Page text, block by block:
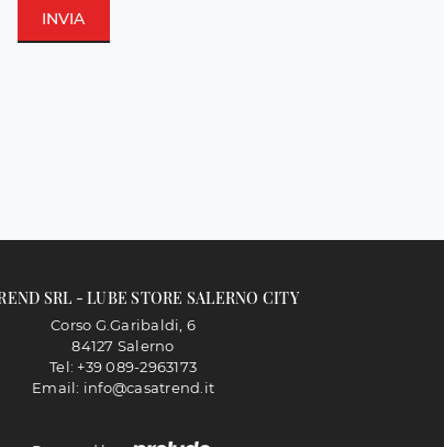
INVIA
SRL - LUBE STORE SALERNO CITY
Corso G.Garibaldi, 6
84127 Salerno
Tel: +39 089-2963173
Email: info@casatrend.it